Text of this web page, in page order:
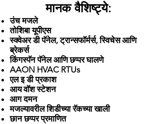
मानक वैशिष्ट्ये:
उंच मजले
तोशिबा यूपीएस
स्क्वेअर डी पॅनेल, ट्रान्सफॉर्मर्स, स्विचेस आणि
ब्रेकर्स
किंगस्पॅन पॅनेल आणि छप्पर घालणे
AAON HVAC RTUs
एल इ डी प्रकाश
आय वॉश स्टेशन
आग दमन
मजल्यावरील शिडीच्या रॅकच्या खाली
छान छप्पर प्रमाणित